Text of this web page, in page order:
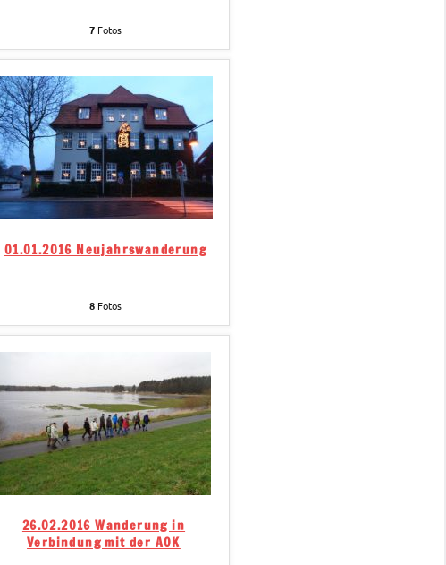
7 Fotos
01.01.2016 Neujahrswanderung
8 Fotos
26.02.2016 Wanderung in
Verbindung mit der AOK